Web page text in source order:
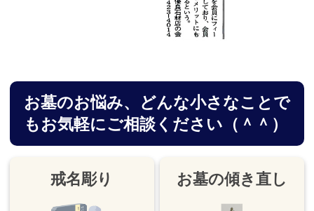
お墓のお悩み、
どんな小さなことで
もお気軽にご相談ください（＾＾）
戒名彫り お墓の傾き直し